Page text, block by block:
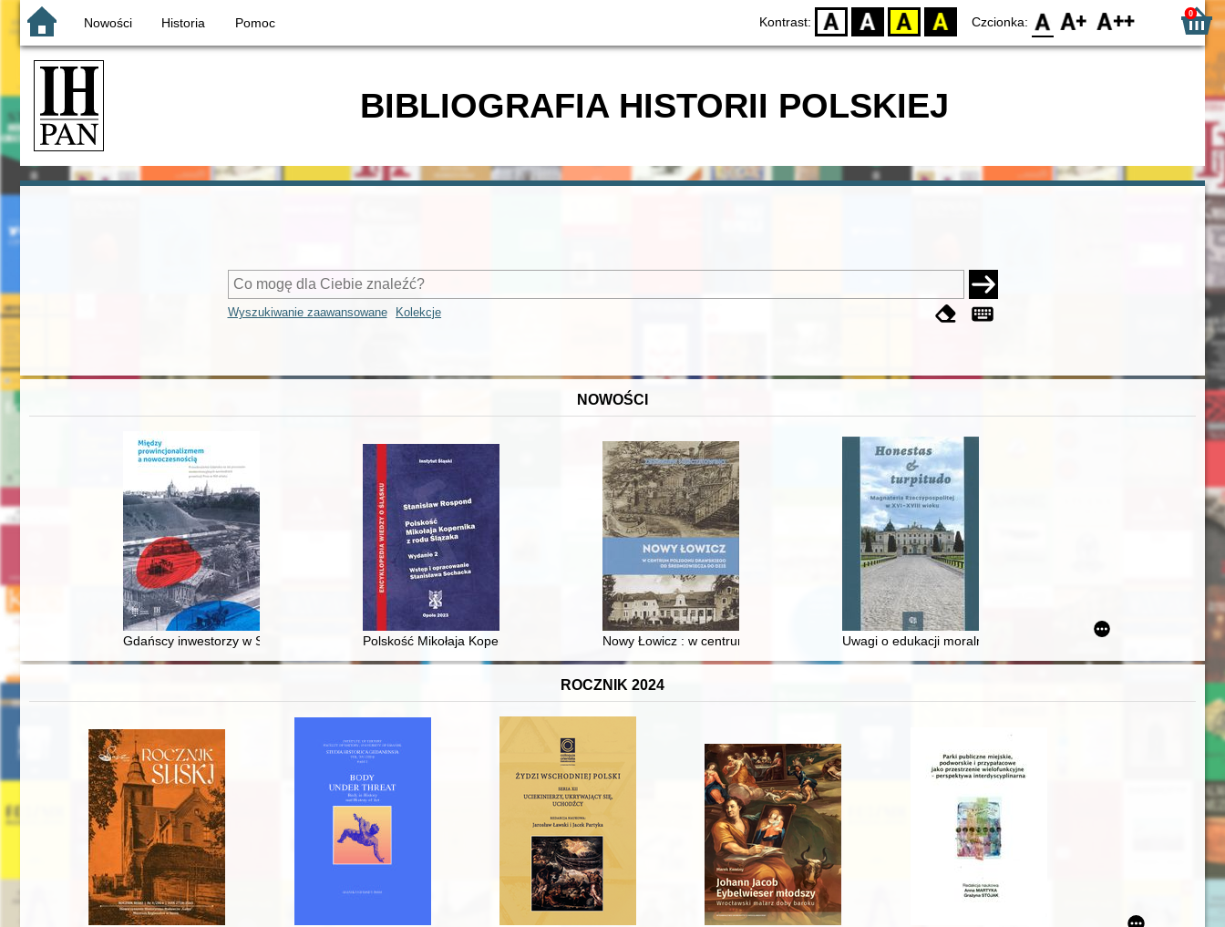
Nowości Historia Pomoc Kontrast: D BW YB BY Czcionka: F0 F1 F2 0
BIBLIOGRAFIA HISTORII POLSKIEJ
Wyszukiwanie zaawansowane Kolekcje
NOWOŚCI
Gdańscy inwestorzy w Sopocie : prestiż finansowy i towarzyski lokalnego mieszczaństwa w 2. poł. XIX w
Polskość Mikołaja Kopernika z rodu ŚlązakaNowy Łowicz : w centrum poligonu drawskiego od średniowiecza do dziśUwagi o edukacji moralnej synów szlacheckich w XVI-wiecznej
ROCZNIK 2024